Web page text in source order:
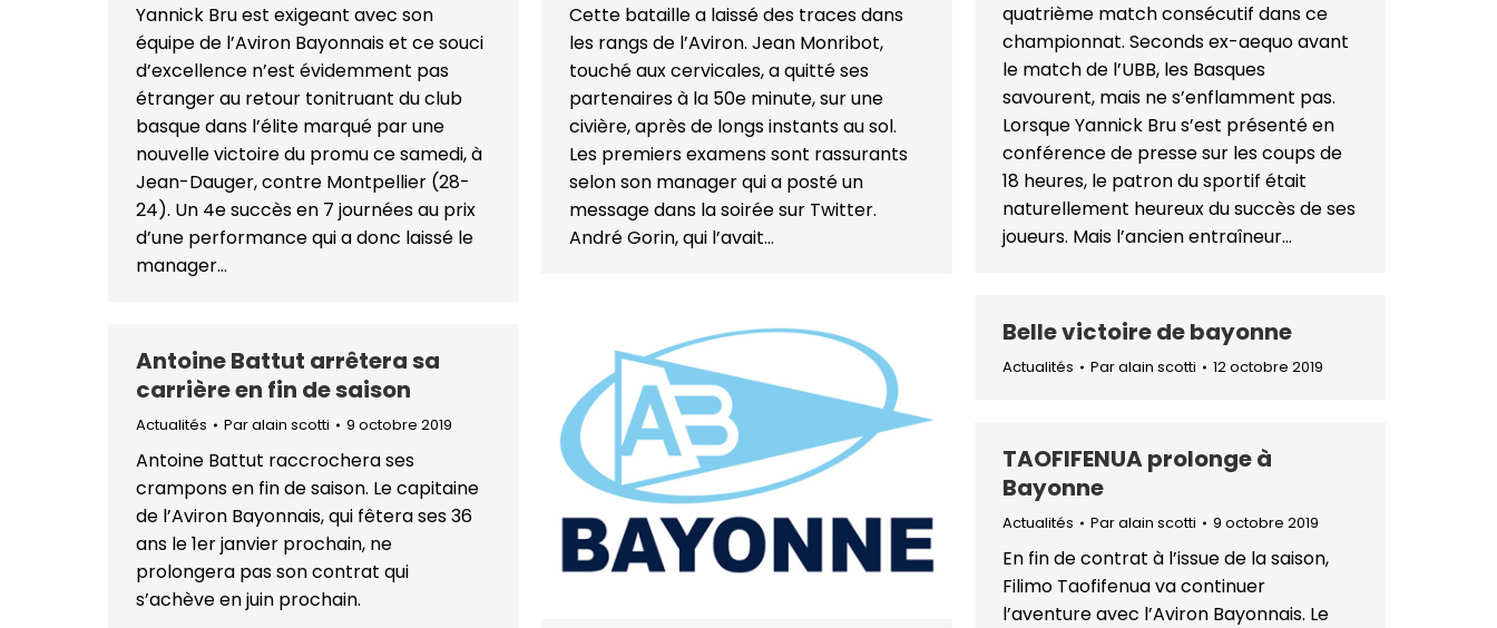
Yannick Bru est exigeant avec son
équipe de l’Aviron Bayonnais et ce souci
d’excellence n’est évidemment pas
étranger au retour tonitruant du club
basque dans l’élite marqué par une
nouvelle victoire du promu ce samedi, à
Jean-Dauger, contre Montpellier (28-
24). Un 4e succès en 7 journées au prix
d’une performance qui a donc laissé le
manager…
Cette bataille a laissé des traces dans
les rangs de l’Aviron. Jean Monribot,
touché aux cervicales, a quitté ses
partenaires à la 50e minute, sur une
civière, après de longs instants au sol.
Les premiers examens sont rassurants
selon son manager qui a posté un
message dans la soirée sur Twitter.
André Gorin, qui l’avait…
quatrième match consécutif dans ce
championnat. Seconds ex-aequo avant
le match de l’UBB, les Basques
savourent, mais ne s’enflamment pas.
Lorsque Yannick Bru s’est présenté en
conférence de presse sur les coups de
18 heures, le patron du sportif était
naturellement heureux du succès de ses
joueurs. Mais l’ancien entraîneur…
Belle victoire de bayonne
Actualités Paralain scotti 12 octobre 2019
Antoine Battut arrêtera sa
carrière en fin de saison
Actualités Paralain scotti 9 octobre 2019
Antoine Battut raccrochera ses
crampons en fin de saison. Le capitaine
de l’Aviron Bayonnais, qui fêtera ses 36
ans le 1er janvier prochain, ne
prolongera pas son contrat qui
s’achève en juin prochain.
TAOFIFENUA prolonge à
Bayonne
Actualités Paralain scotti 9 octobre 2019
En fin de contrat à l’issue de la saison,
Filimo Taofifenua va continuer
l’aventure avec l’Aviron Bayonnais. Le